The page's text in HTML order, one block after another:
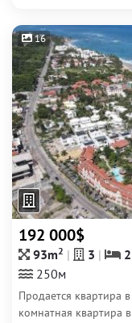
16
192 000$
93m2 3 2
250м
Продается квартира
комнатная квартира